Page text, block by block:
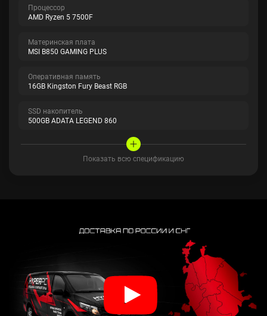
Процессор
AMD Ryzen 5 7500F
Материнская плата
MSI B850 GAMING PLUS
Оперативная память
16GB Kingston Fury Beast RGB
SSD накопитель
500GB ADATA LEGEND 860
Показать всю спецификацию